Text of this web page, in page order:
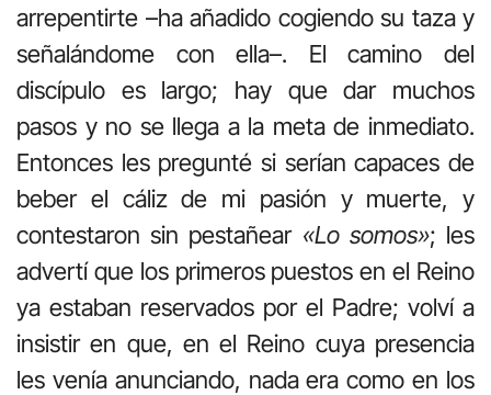
arrepentirte –ha añadido cogiendo su taza y
señalándome con ella–. El camino del
discípulo es largo; hay que dar muchos
pasos y no se llega a la meta de inmediato.
Entonces les pregunté si serían capaces de
beber el cáliz de mi pasión y muerte, y
contestaron sin pestañear «Lo somos»; les
advertí que los primeros puestos en el Reino
ya estaban reservados por el Padre; volví a
insistir en que, en el Reino cuya presencia
les venía anunciando, nada era como en los